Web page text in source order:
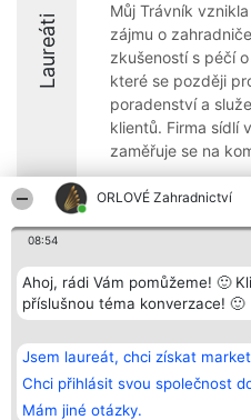
ORLOVÉ Zahradnictví
08:54
Ahoj, rádi Vám pomůžeme! 🙂
příslušnou téma konverzace! 🙂
Jsem laureát, chci získat
Chci přihlásit svou společnost
Mám jiné otázky.
Laureáti
Můj Trávník
zájmu o
zkušeností s péčí
které se později
poradenství a
klientů. Firma sídlí
zaměřuje se na
8.5
Organizátor hlasování
Bright Side Solutions sp. z o.
o. sp. k.
ul. Ruska 22
KRS 0000749100 | Regon
381313360 | NIP 8943132676